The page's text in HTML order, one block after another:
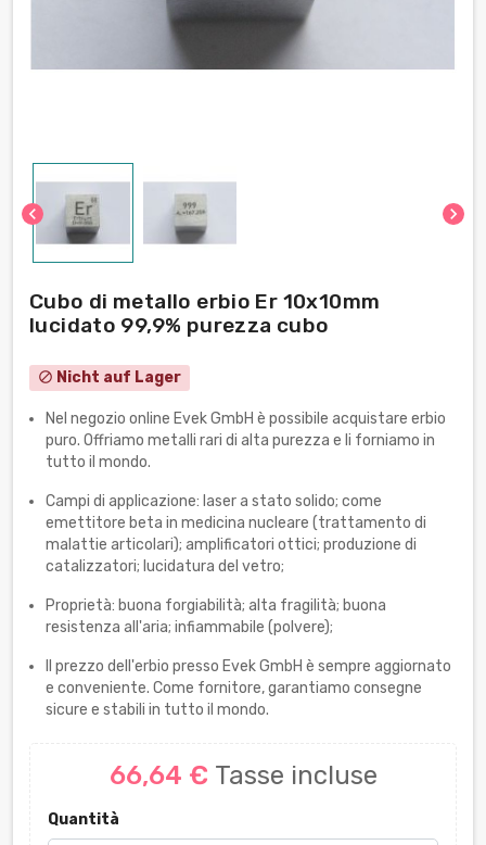
chevron_left chevron_right
Cubo di metallo erbio Er 10x10mm
lucidato 99,9% purezza cubo
block Nicht auf Lager
Nel negozio online Evek GmbH è possibile acquistare erbio
puro. Offriamo metalli rari di alta purezza e li forniamo in
tutto il mondo.
Campi di applicazione: laser a stato solido; come
emettitore beta in medicina nucleare (trattamento di
malattie articolari); amplificatori ottici; produzione di
catalizzatori; lucidatura del vetro;
Proprietà: buona forgiabilità; alta fragilità; buona
resistenza all'aria; infiammabile (polvere);
Il prezzo dell'erbio presso Evek GmbH è sempre aggiornato
e conveniente. Come fornitore, garantiamo consegne
sicure e stabili in tutto il mondo.
66,64 € Tasse incluse
Quantità